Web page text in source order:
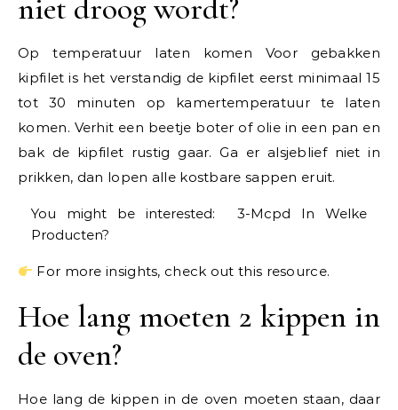
niet droog wordt?
Op temperatuur laten komen Voor gebakken
kipfilet is het verstandig de kipfilet eerst minimaal 15
tot 30 minuten op kamertemperatuur te laten
komen. Verhit een beetje boter of olie in een pan en
bak de kipfilet rustig gaar. Ga er alsjeblief niet in
prikken, dan lopen alle kostbare sappen eruit.
You might be interested:
3-Mcpd In Welke
Producten?
For more insights, check out this resource.
Hoe lang moeten 2 kippen in
de oven?
Hoe lang de kippen in de oven moeten staan, daar